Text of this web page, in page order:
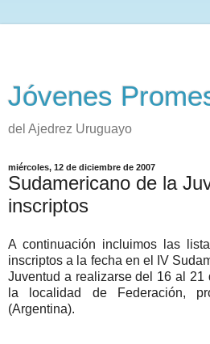
Jóvenes
del Ajedrez Uruguayo
miércoles, 12 de diciembre de 2007
Sudamericano de la
inscriptos
A continuación incluimos las
inscriptos a la fecha en el IV
Juventud a realizarse del 16 al 21
la localidad de Federación,
(Argentina).